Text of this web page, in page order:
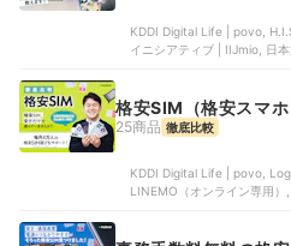
KDDI Digital Life | povo,
イニシアティブ | IIJmio, 日
格安SIM（格安スマホ
25商品 徹底比較
KDDI Digital Life | povo,
LINEMO（オンライン専用